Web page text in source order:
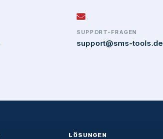
SUPPORT-FRAGEN
support@sms-tools.de
LÖSUNGEN